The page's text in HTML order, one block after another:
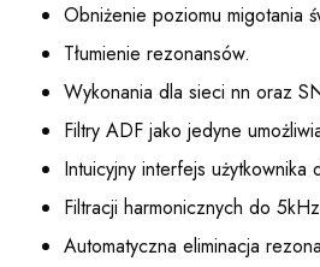
Obniżenie poziomu migotania
Tłumienie rezonansów.
Wykonania dla sieci nn oraz
Filtry ADF jako jedyne
Intuicyjny interfejs
Filtracji harmonicznych do
Automatyczna eliminacja